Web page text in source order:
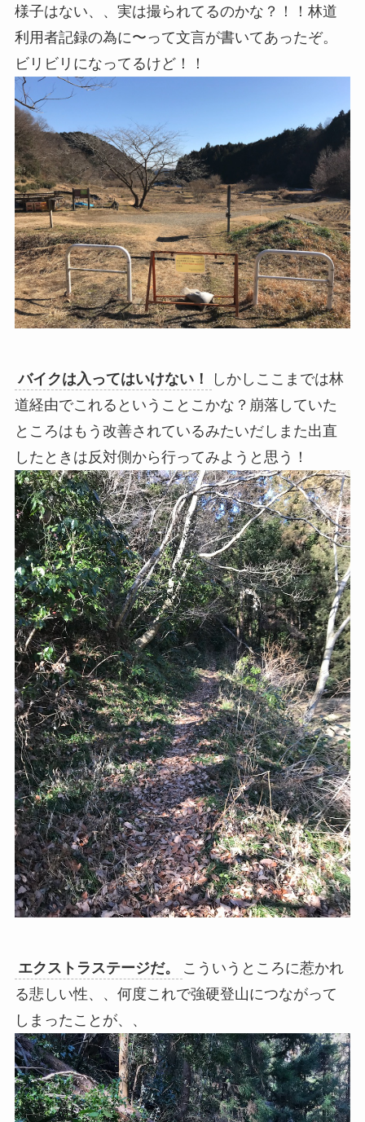
様子はない、、実は撮られてるのかな？！！林道
利用者記録の為に〜って文言が書いてあったぞ。
ビリビリになってるけど！！
バイクは入ってはいけない！
しかしここまでは林
道経由でこれるということこかな？崩落していた
ところはもう改善されているみたいだしまた出直
したときは反対側から行ってみようと思う！
エクストラステージだ。
こういうところに惹かれ
る悲しい性、、何度これで強硬登山につながって
しまったことが、、